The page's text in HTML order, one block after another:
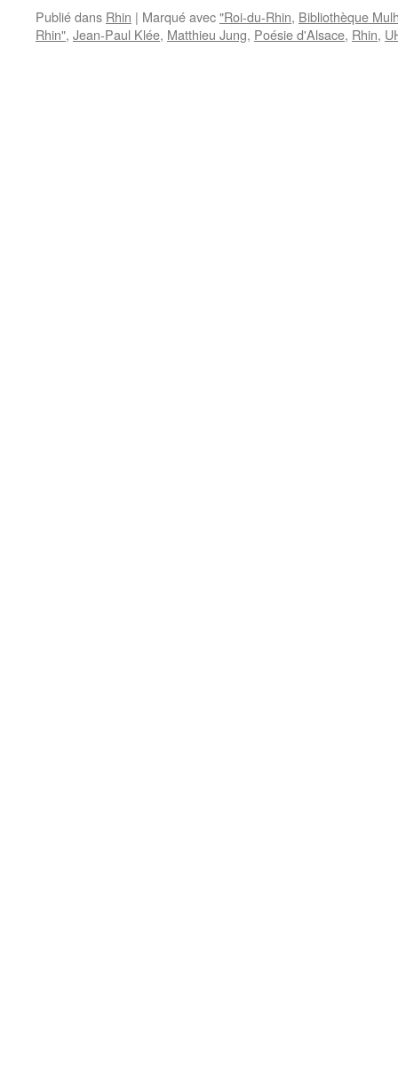
Publié dans Rhin | Marqué avec"Roi-du-Rhin, Bibliothèque
Rhin", Jean-Paul Klée, Matthieu Jung, Poésie d'Alsace, Rhin,